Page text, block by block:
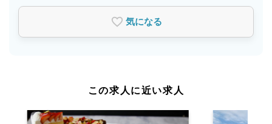
気になる
この求人に近い求人